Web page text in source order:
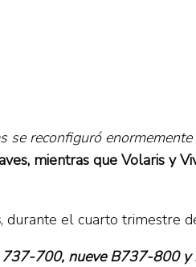
se reconfiguró
mientras que Volaris y
, durante el cuarto trimestre
700, nueve B737-800 y